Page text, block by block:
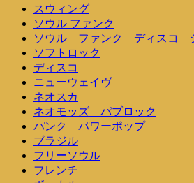
スウィング
ソウル ファンク
ソウル ファンク ディスコ
ソフトロック
ディスコ
ニューウェイヴ
ネオスカ
ネオモッズ パブロック
パンク パワーポップ
ブラジル
フリーソウル
フレンチ